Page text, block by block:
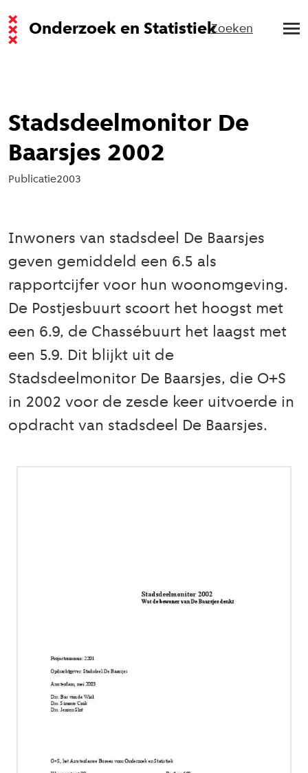
Onderzoek en StatistiekZoeken
Stadsdeelmonitor De
Baarsjes 2002
Publicatie2003
Inwoners van stadsdeel De Baarsjes
geven gemiddeld een 6.5 als
rapportcijfer voor hun woonomgeving.
De Postjesbuurt scoort het hoogst met
een 6.9, de Chassébuurt het laagst met
een 5.9. Dit blijkt uit de
Stadsdeelmonitor De Baarsjes, die O+S
in 2002 voor de zesde keer uitvoerde in
opdracht van stadsdeel De Baarsjes.